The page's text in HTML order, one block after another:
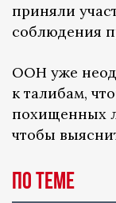
приняли
соблюдения
ООН уже
к талибам,
похищенных
чтобы
По теме